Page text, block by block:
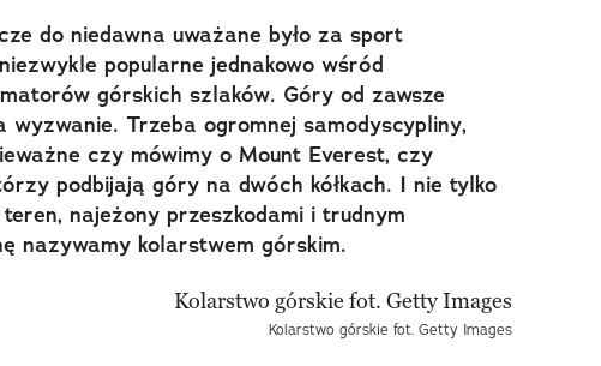
do niedawna uważane było za sport
popularne jednakowo wśród
górskich szlaków. Góry od zawsze
wyzwanie. Trzeba ogromnej samodyscypliny,
czy mówimy o Mount Everest, czy
podbijają góry na dwóch kółkach. I nie tylko
najeżony przeszkodami i trudnym
nazywamy kolarstwem górskim.
Kolarstwo górskie fot. Getty Images